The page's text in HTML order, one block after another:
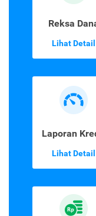
Reksa
Lihat Detail
Laporan
Lihat Detail